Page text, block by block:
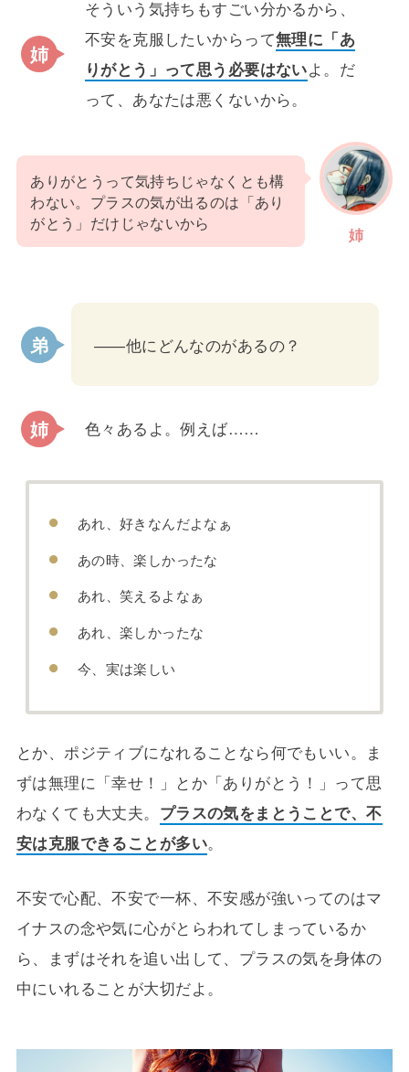
そういう気持ちもすごい分かるから、
不安を克服したいからって無理に「あ
りがとう」って思う必要はないよ。だ
って、あなたは悪くないから。
姉
ありがとうって気持ちじゃなくとも構
わない。プラスの気が出るのは「あり
がとう」だけじゃないから
――他にどんなのがあるの？
色々あるよ。例えば……
あれ、好きなんだよなぁ
あの時、楽しかったな
あれ、笑えるよなぁ
あれ、楽しかったな
今、実は楽しい
とか、ポジティブになれることなら何でもいい。ま
ずは無理に「幸せ！」とか「ありがとう！」って思
わなくても大丈夫。 プラスの気をまとうことで、不
安は克服できることが多い。
不安で心配、不安で一杯、不安感が強いってのはマ
イナスの念や気に心がとらわれてしまっているか
ら、まずはそれを追い出して、プラスの気を身体の
中にいれることが大切だよ。